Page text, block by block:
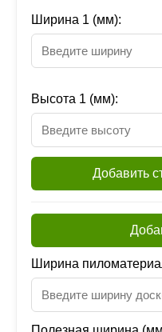
Ширина 1 (мм):
Высота 1 (мм):
Добавить
Ширина